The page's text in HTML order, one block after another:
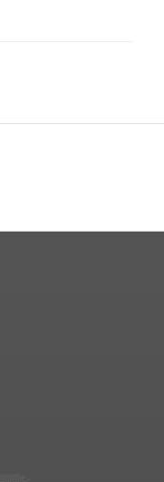
Центрального